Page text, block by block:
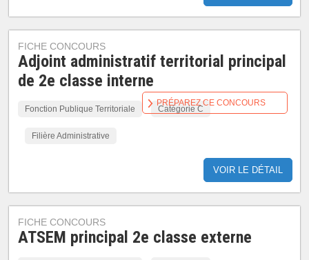
FICHE CONCOURS
Adjoint administratif territorial principal
de 2e classe interne
Fonction Publique Territoriale Catégorie C
Filière Administrative
VOIR LE DÉTAIL
PRÉPAREZ CE CONCOURS
FICHE CONCOURS
ATSEM principal 2e classe externe